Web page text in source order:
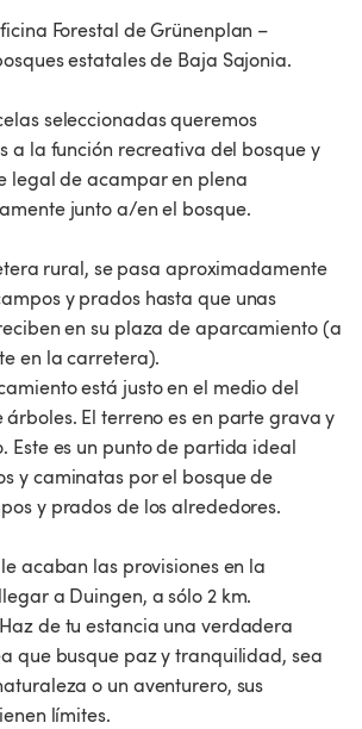
Forestal de Grünenplan –
estatales de Baja Sajonia.
seleccionadas queremos
a la función recreativa del bosque y
legal de acampar en plena
junto a/en el bosque.
rural, se pasa aproximadamente
y prados hasta que unas
en su plaza de aparcamiento (a
en la carretera).
está justo en el medio del
El terreno es en parte grava y
Este es un punto de partida ideal
y caminatas por el bosque de
y prados de los alrededores.
acaban las provisiones en la
a Duingen, a sólo 2 km.
de tu estancia una verdadera
que busque paz y tranquilidad, sea
o un aventurero, sus
límites.